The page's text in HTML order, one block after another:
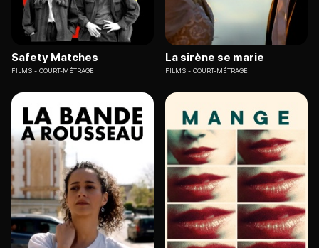
Safety Matches
FILMS COURT-MÉTRAGE
La sirène se marie
FILMS COURT-MÉTRAGE